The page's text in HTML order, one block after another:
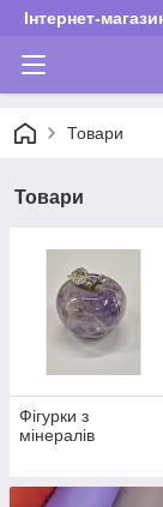
Інтернет-
Товари
Товари
Фігурки з
мінералів